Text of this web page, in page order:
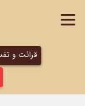
قرائت و